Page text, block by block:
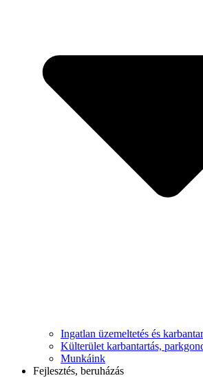
Ingatlan üzemeltetés és
Külterület karbantartás,
Munkáink
Fejlesztés, beruházás